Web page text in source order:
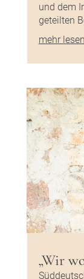
und dem
geteilten
mehr lesen
„Wir